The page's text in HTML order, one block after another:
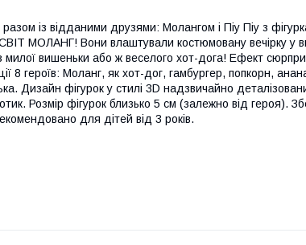
із відданими друзями: Молангом і Піу Піу з
МОЛАНГ! Вони влаштували костюмовану вечірку у
вишеньки або ж веселого хот-дога! Ефект
8 героїв: Моланг, як хот-дог, гамбургер, попкорн,
Дизайн фігурок у стилі 3D надзвичайно
Розмір фігурок близько 5 см (залежно від героя).
для дітей від 3 років.